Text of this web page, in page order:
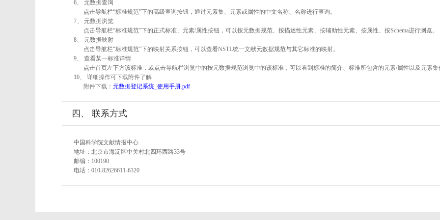
6、 元数据查询
点击导航栏“标准规范”下的高级查询按钮，通过元素集、元素或属性的中文名称、名称进行查询。
7、 元数据浏览
点击导航栏“标准规范”下的正式标准、元素/属性按钮，可以按元数据规范、按描述性元素、按辅助性元素、按属性、按Schema进行浏览。
8、 元数据映射
点击导航栏“标准规范”下的映射关系按钮，可以查看NSTL统一文献元数据规范与其它标准的映射。
9、 查看某一标准详情
点击首页左下方该标准，或点击导航栏浏览中的按元数据规范浏览中的该标准，可以看到标准的简介、标准所包含的元素/属性以及元素集
10、 详细操作可下载附件了解
附件下载： 元数据登记系统_使用手册.pdf
四、 联系方式
中国科学院文献情报中心
地址：北京市海淀区中关村北四环西路33号
邮编：100190
电话：010-82626611-6320